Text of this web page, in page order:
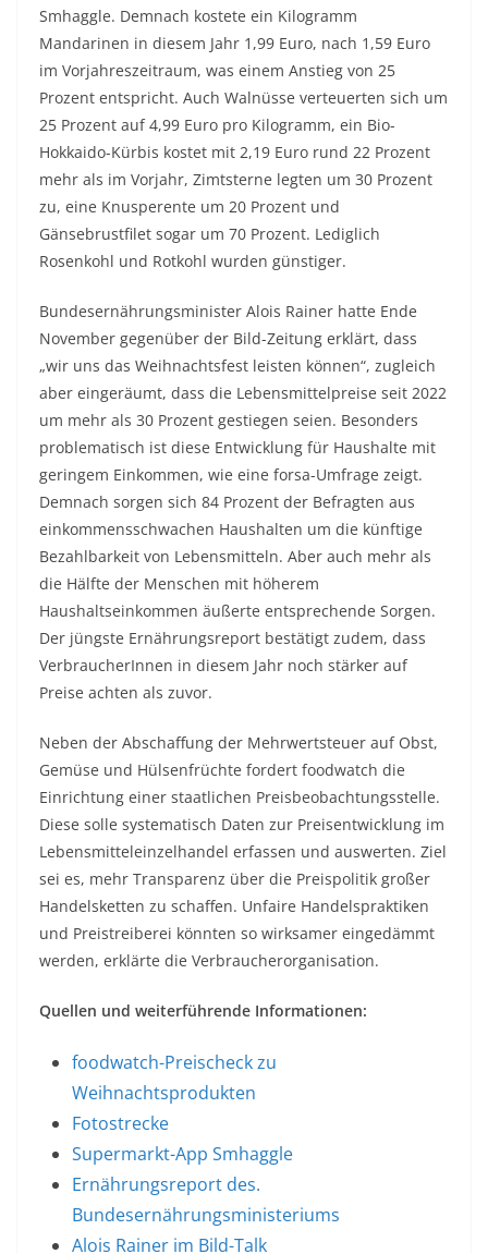
Smhaggle. Demnach kostete ein Kilogramm
Mandarinen in diesem Jahr 1,99 Euro, nach 1,59 Euro
im Vorjahreszeitraum, was einem Anstieg von 25
Prozent entspricht. Auch Walnüsse verteuerten sich um
25 Prozent auf 4,99 Euro pro Kilogramm, ein Bio-
Hokkaido-Kürbis kostet mit 2,19 Euro rund 22 Prozent
mehr als im Vorjahr, Zimtsterne legten um 30 Prozent
zu, eine Knusperente um 20 Prozent und
Gänsebrustfilet sogar um 70 Prozent. Lediglich
Rosenkohl und Rotkohl wurden günstiger.
Bundesernährungsminister Alois Rainer hatte Ende
November gegenüber der Bild-Zeitung erklärt, dass
„wir uns das Weihnachtsfest leisten können“, zugleich
aber eingeräumt, dass die Lebensmittelpreise seit 2022
um mehr als 30 Prozent gestiegen seien. Besonders
problematisch ist diese Entwicklung für Haushalte mit
geringem Einkommen, wie eine forsa-Umfrage zeigt.
Demnach sorgen sich 84 Prozent der Befragten aus
einkommensschwachen Haushalten um die künftige
Bezahlbarkeit von Lebensmitteln. Aber auch mehr als
die Hälfte der Menschen mit höherem
Haushaltseinkommen äußerte entsprechende Sorgen.
Der jüngste Ernährungsreport bestätigt zudem, dass
VerbraucherInnen in diesem Jahr noch stärker auf
Preise achten als zuvor.
Neben der Abschaffung der Mehrwertsteuer auf Obst,
Gemüse und Hülsenfrüchte fordert foodwatch die
Einrichtung einer staatlichen Preisbeobachtungsstelle.
Diese solle systematisch Daten zur Preisentwicklung im
Lebensmitteleinzelhandel erfassen und auswerten. Ziel
sei es, mehr Transparenz über die Preispolitik großer
Handelsketten zu schaffen. Unfaire Handelspraktiken
und Preistreiberei könnten so wirksamer eingedämmt
werden, erklärte die Verbraucherorganisation.
Quellen und weiterführende Informationen:
foodwatch-Preischeck zu
Weihnachtsprodukten
Fotostrecke
Supermarkt-App Smhaggle
Ernährungsreport des.
Bundesernährungsministeriums
Alois Rainer im Bild-Talk